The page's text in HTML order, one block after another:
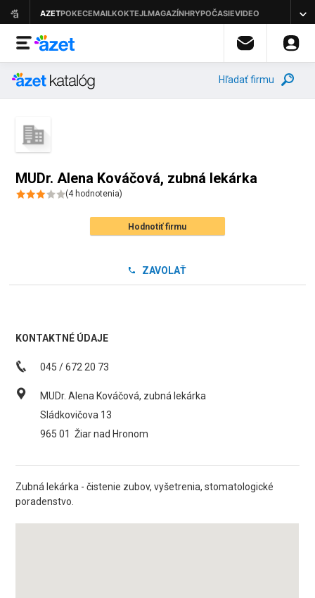
Hľadať firmu
MUDr. Alena Kováčová, zubná lekárka
(4hodnotenia)
Hodnotiť firmu
ZAVOLAŤ
KONTAKTNÉ ÚDAJE
045 / 672 20 73
MUDr. Alena Kováčová, zubná lekárka
Sládkovičova 13
965 01 Žiar nad Hronom
Zubná lekárka - čistenie zubov, vyšetrenia, stomatologické
poradenstvo.